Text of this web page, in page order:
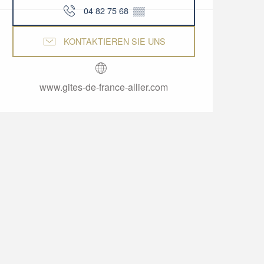
04 82 75 68 ▒▒
KONTAKTIEREN SIE UNS
www.gites-de-france-allier.com